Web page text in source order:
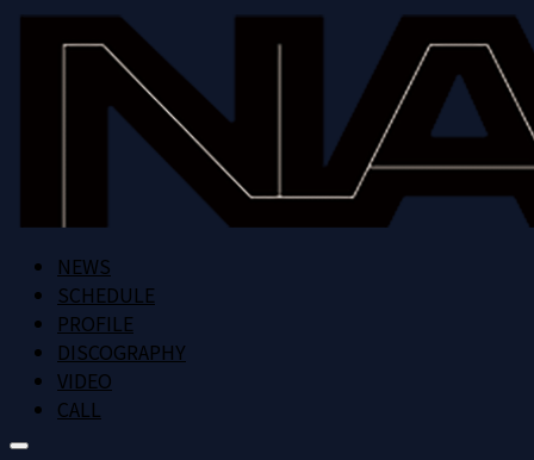
NEWS
SCHEDULE
PROFILE
DISCOGRAPHY
VIDEO
CALL